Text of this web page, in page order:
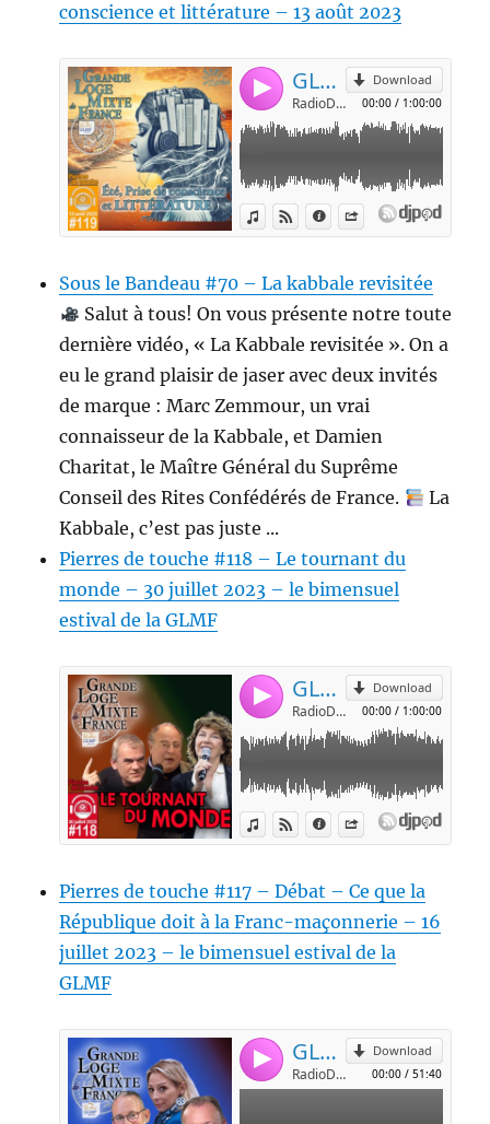
conscience et littérature – 13 août 2023
Sous le Bandeau #70 – La kabbale revisitée
Salut à tous! On vous présente notre toute
dernière vidéo, « La Kabbale revisitée ». On a
eu le grand plaisir de jaser avec deux invités
de marque : Marc Zemmour, un vrai
connaisseur de la Kabbale, et Damien
Charitat, le Maître Général du Suprême
Conseil des Rites Confédérés de France.
La
Kabbale, c’est pas juste ...
Pierres de touche #118 – Le tournant du
monde – 30 juillet 2023 – le bimensuel
estival de la GLMF
Pierres de touche #117 – Débat – Ce que la
République doit à la Franc-maçonnerie – 16
juillet 2023 – le bimensuel estival de la
GLMF